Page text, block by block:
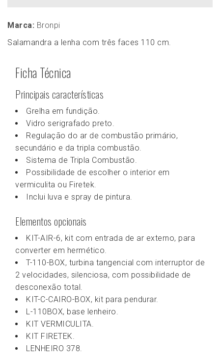
Marca: Bronpi
Salamandra a lenha com três faces 110 cm.
Ficha Técnica
Principais características
Grelha em fundição.
Vidro serigrafado preto.
Regulação do ar de combustão primário,
secundário e da tripla combustão.
Sistema de Tripla Combustão.
Possibilidade de escolher o interior em
vermiculita ou Firetek.
Inclui luva e spray de pintura.
Elementos opcionais
KIT-AIR-6, kit com entrada de ar externo, para
converter em hermético.
T-110-BOX, turbina tangencial com interruptor de
2 velocidades, silenciosa, com possibilidade de
desconexão total.
KIT-C-CAIRO-BOX, kit para pendurar.
L-110BOX, base lenheiro.
KIT VERMICULITA.
KIT FIRETEK.
LENHEIRO 378.